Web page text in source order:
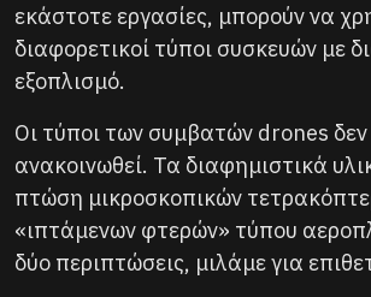
εκάστοτε εργασίες, μπορούν να
διαφορετικοί τύποι συσκευών με
εξοπλισμό.
Οι τύποι των συμβατών drones
ανακοινωθεί. Τα διαφημιστικά
πτώση μικροσκοπικών
«ιπτάμενων φτερών» τύπου
δύο περιπτώσεις, μιλάμε για